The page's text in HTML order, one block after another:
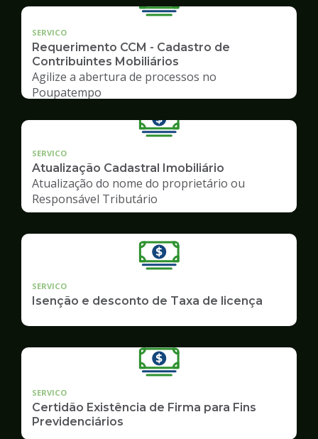
SERVICO
Requerimento CCM - Cadastro de
Contribuintes Mobiliários
Agilize a abertura de processos no
Poupatempo
SERVICO
Atualização Cadastral Imobiliário
Atualização do nome do proprietário ou
Responsável Tributário
SERVICO
Isenção e desconto de Taxa de licença
SERVICO
Certidão Existência de Firma para Fins
Previdenciários